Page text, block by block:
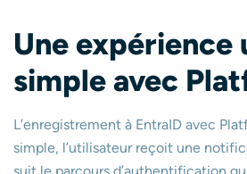
Une
simple avec
L’enregistrement à EntraID avec
simple, l’utilisateur reçoit une
suit le parcours d’authentification